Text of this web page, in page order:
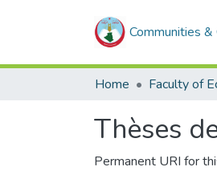
Communities
Home
Thèses
Permanent URI for